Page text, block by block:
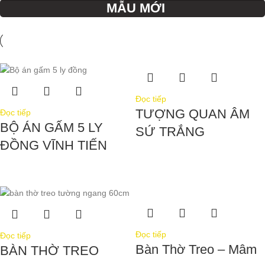
MẪU MỚI
Đọc tiếp
BỘ ÁN GẤM 5 LY
ĐỒNG VĨNH TIẾN
Đọc tiếp
TƯỢNG QUAN ÂM
SỨ TRẮNG
Đọc tiếp
BÀN THỜ TREO
Đọc tiếp
Bàn Thờ Treo – Mâm